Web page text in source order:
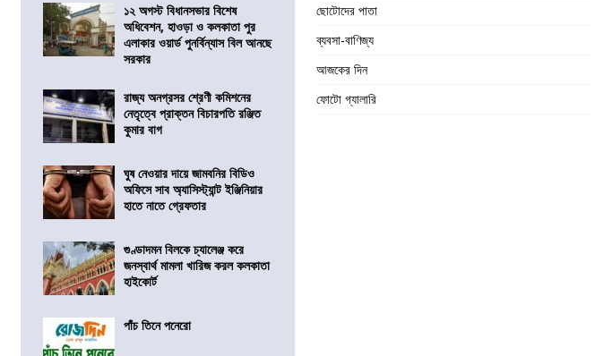
১২ অগস্ট বিধানসভার বিশেষ
অধিবেশন, হাওড়া ও কলকাতা পুর
এলাকার ওয়ার্ড পুনর্বিন্যাস বিল আনছে
সরকার
রাজ্য অনগ্রসর শ্রেণী কমিশনের
নেতৃত্বে প্রাক্তন বিচারপতি রঞ্জিত
কুমার বাগ
ঘুষ নেওয়ার দায়ে জামবনির বিডিও
অফিসে সাব অ্যাসিস্ট্যান্ট ইঞ্জিনিয়ার
হাতে নাতে গ্রেফতার
গুণ্ডাদমন বিলকে চ্যালেঞ্জ করে
জনস্বার্থ মামলা খারিজ করল কলকাতা
হাইকোর্ট
পাঁচ তিনে পনেরো
ছোটোদের পাতা
ব্যবসা-বাণিজ্য
আজকের দিন
ফোটো গ্যালারি